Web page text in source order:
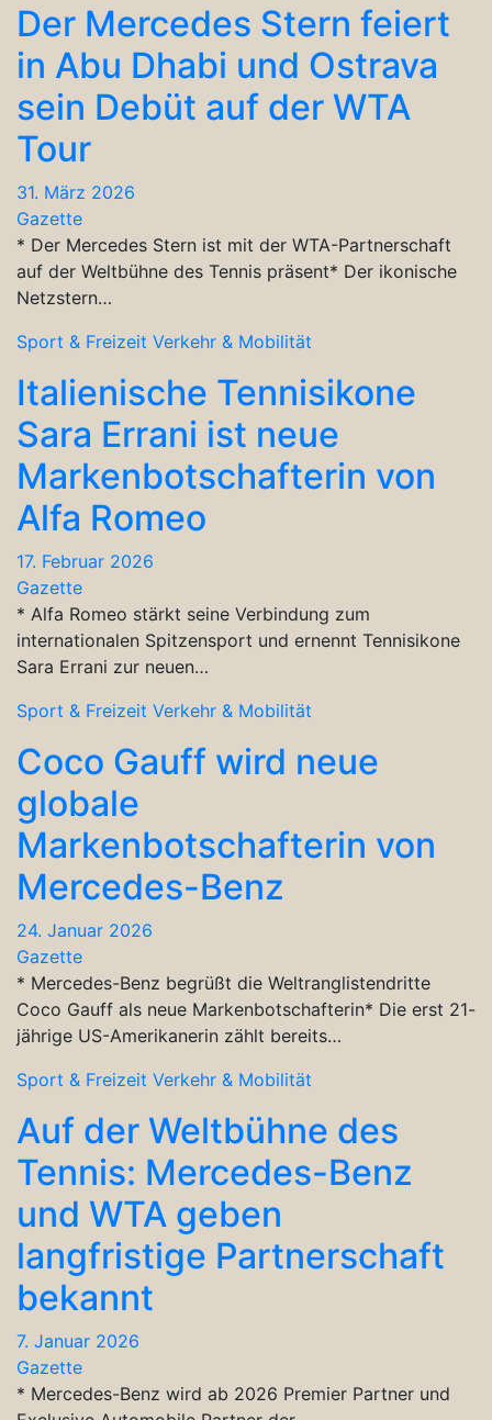
Der Mercedes Stern feiert
in Abu Dhabi und Ostrava
sein Debüt auf der WTA
Tour
31. März 2026
Gazette
* Der Mercedes Stern ist mit der WTA-Partnerschaft
auf der Weltbühne des Tennis präsent* Der ikonische
Netzstern…
Sport & Freizeit Verkehr & Mobilität
Italienische Tennisikone
Sara Errani ist neue
Markenbotschafterin von
Alfa Romeo
17. Februar 2026
Gazette
* Alfa Romeo stärkt seine Verbindung zum
internationalen Spitzensport und ernennt Tennisikone
Sara Errani zur neuen…
Sport & Freizeit Verkehr & Mobilität
Coco Gauff wird neue
globale
Markenbotschafterin von
Mercedes-Benz
24. Januar 2026
Gazette
* Mercedes-Benz begrüßt die Weltranglistendritte
Coco Gauff als neue Markenbotschafterin* Die erst 21-
jährige US-Amerikanerin zählt bereits…
Sport & Freizeit Verkehr & Mobilität
Auf der Weltbühne des
Tennis: Mercedes-Benz
und WTA geben
langfristige Partnerschaft
bekannt
7. Januar 2026
Gazette
* Mercedes-Benz wird ab 2026 Premier Partner und